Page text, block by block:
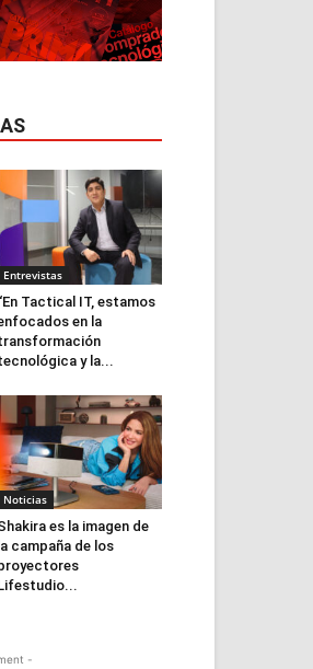
Entrevistas
Tactical IT, estamos
en la
y la...
Noticias
es la imagen de
la campaña de los
-